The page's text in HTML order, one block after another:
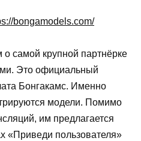
bongamodels.com/
самой крупной партнёрке
Это официальный
Бонгакамс. Именно
модели. Помимо
им предлагается
«Приведи пользователя»